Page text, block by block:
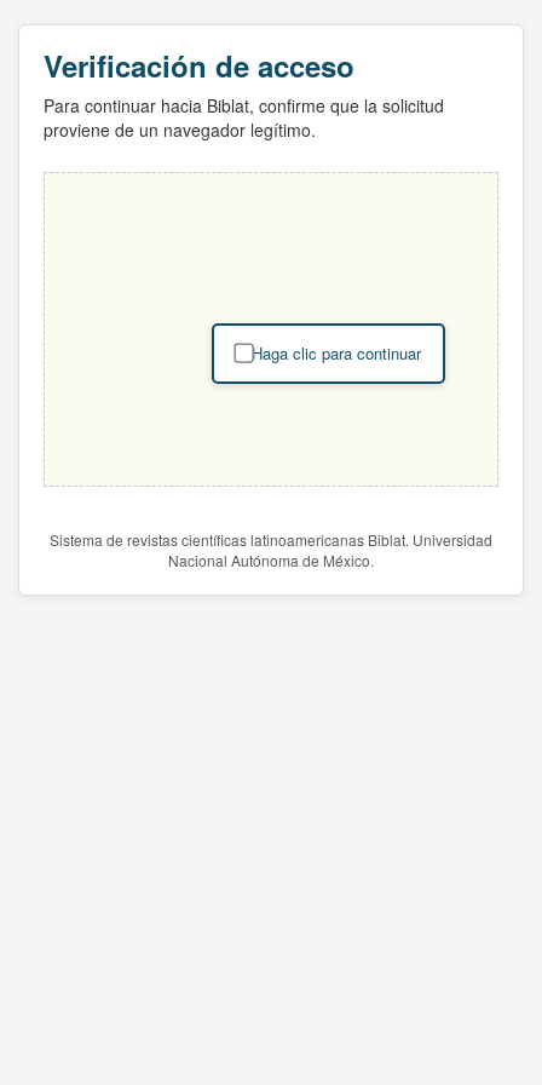
Verificación de acceso
Para continuar hacia Biblat, confirme que la solicitud
proviene de un navegador legítimo.
Haga clic para continuar
Sistema de revistas científicas latinoamericanas Biblat. Universidad
Nacional Autónoma de México.